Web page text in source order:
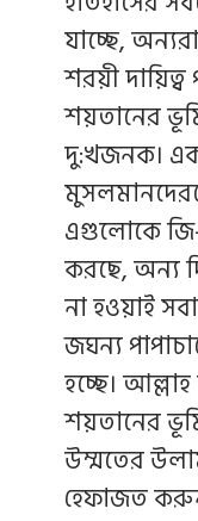
যাচ্ছে,
শরয়ী
শয়তানের
দু:খজনক। এক
এগুলোকে জি-
করছে, অন্য
না হওয়াই
জঘন্য
হচ্ছে।
শয়তানের
উম্মতের
হেফাজত